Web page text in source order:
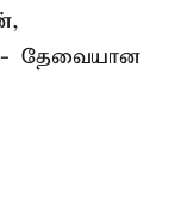
- தேவையான